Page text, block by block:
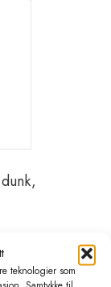
teknologier som